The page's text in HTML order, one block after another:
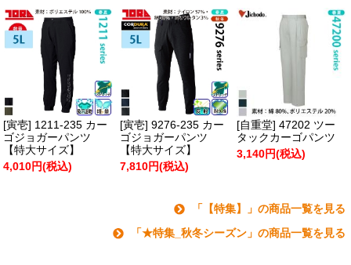
[寅壱] 1211-235 カー
ゴジョガーパンツ
【特大サイズ】
4,010円(税込)
[寅壱] 9276-235 カー
ゴジョガーパンツ
【特大サイズ】
7,810円(税込)
[自重堂] 47202 ツー
タックカーゴパンツ
3,140円(税込)
「【特集】」の商品一覧を見る
「★特集_秋冬シーズン」の商品一覧を見る